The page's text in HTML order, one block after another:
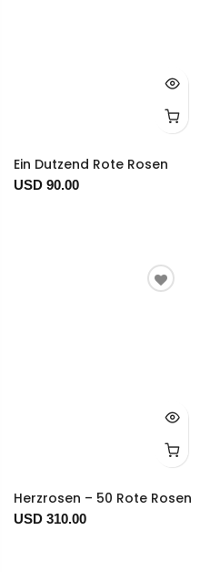
Ein Dutzend Rote Rosen
USD 90.00
Herzrosen – 50 Rote Rosen
USD 310.00